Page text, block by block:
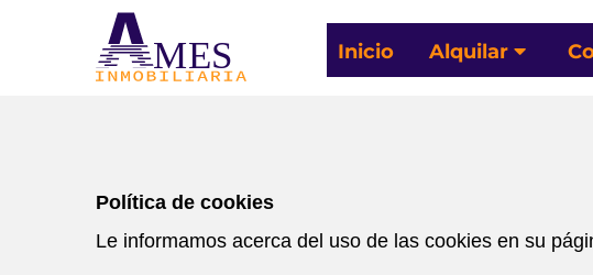
MES Inicio Alquilar
Política de cookies
Le informamos acerca del uso de las cookies en su